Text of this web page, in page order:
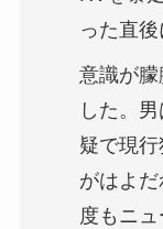
った直後
意識が
した。
疑で現
がはよ
度もニュ